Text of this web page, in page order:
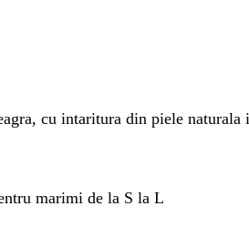
cu intaritura din piele
marimi de la S la L